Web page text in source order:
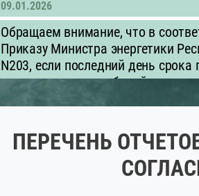
09.01.2026
Обращаем внимание, что в
Приказу Министра энергетики
N203, если последний день
приходится на нерабочий день,
Объявление для
недропользователям
оцифровку контрактных,
ПЕРЕЧЕНЬ